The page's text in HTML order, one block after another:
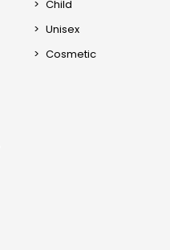
Child
Unisex
Cosmetic